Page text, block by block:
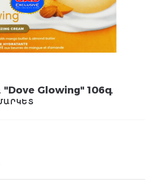
Glowing" 106գ